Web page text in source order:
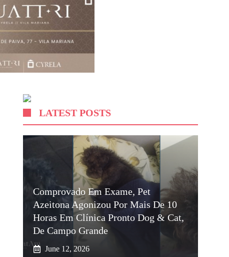
LATEST POSTS
Comprovado Em Exame, Pet
Azeitona Agonizou Por Mais De 10
Horas Em Clínica Pronto Dog & Cat,
De Campo Grande
June 12, 2026